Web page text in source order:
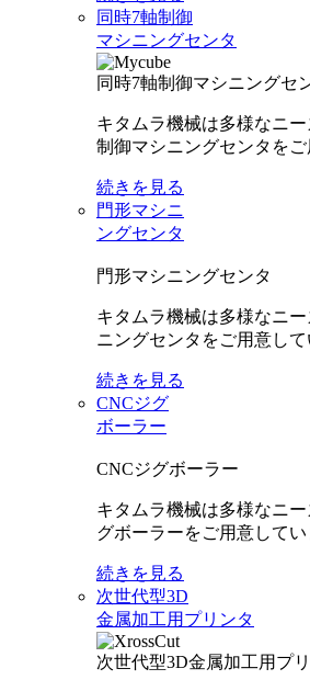
同時7軸制御
マシニングセンタ
同時7軸制御マシニングセ
キタムラ機械は多様なニ
制御マシニングセンタをご
続きを見る
門形マシニ
ングセンタ
門形マシニングセンタ
キタムラ機械は多様なニ
ニングセンタをご用意して
続きを見る
CNCジグ
ボーラー
CNCジグボーラー
キタムラ機械は多様なニ
グボーラーをご用意してい
続きを見る
次世代型3D
金属加工用プリンタ
次世代型3D金属加工用プ